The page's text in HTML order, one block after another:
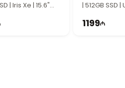
| Iris Xe | 15.6"
| 512GB SSD |
1199